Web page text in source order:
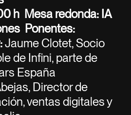
h Mesa redonda: IA
Ponentes:
Jaume Clotet, Socio
de Infini, parte de
España
Director de
ventas digitales y